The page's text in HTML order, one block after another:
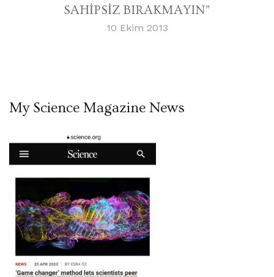
SAHİPSİZ BIRAKMAYIN”
10 Ekim 2013
My Science Magazine News